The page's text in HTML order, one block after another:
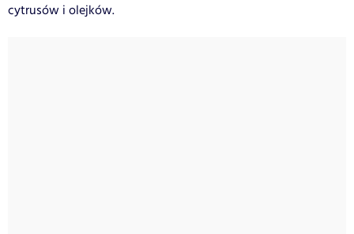
cytrusów i olejków.